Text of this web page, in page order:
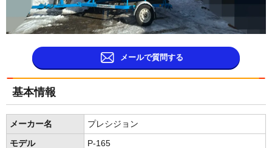
メールで質問する
基本情報
メーカー名 プレシジョン
モデル P-165